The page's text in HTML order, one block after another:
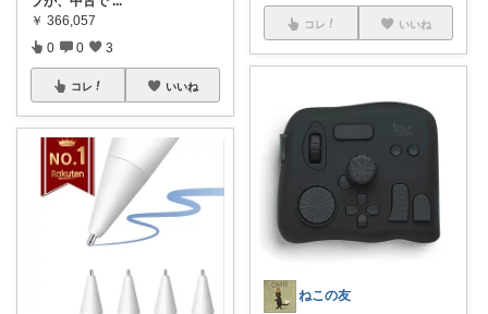
￥ 366,057
0 0 3
コレ いいね
コレ いいね
ねこの友